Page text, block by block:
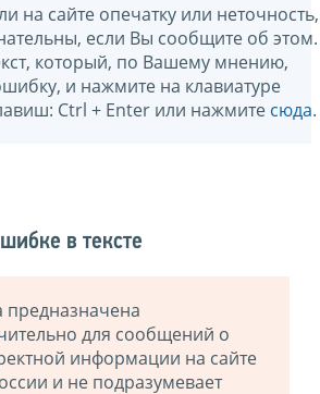
на сайте опечатку или неточность,
если Вы сообщите об этом.
который, по Вашему мнению,
и нажмите на клавиатуре
Ctrl + Enter или нажмите сюда.
в тексте
для сообщений о
информации на сайте
и не подразумевает